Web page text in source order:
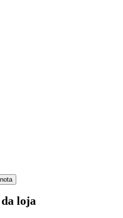
loja